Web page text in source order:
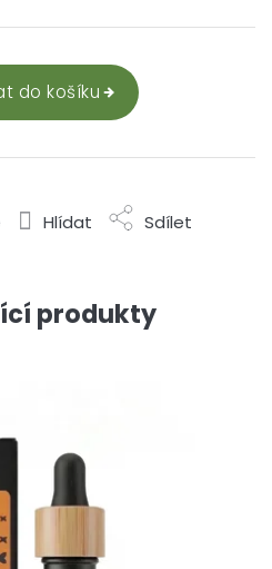
do košíku
Hlídat Sdílet
produkty